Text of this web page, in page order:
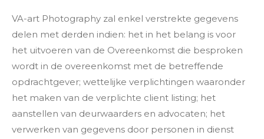
VA-art Photography zal enkel verstrekte gegevens
delen met derden indien: het in het belang is voor
het uitvoeren van de Overeenkomst die besproken
wordt in de overeenkomst met de betreffende
opdrachtgever; wettelijke verplichtingen waaronder
het maken van de verplichte client listing; het
aanstellen van deurwaarders en advocaten; het
verwerken van gegevens door personen in dienst